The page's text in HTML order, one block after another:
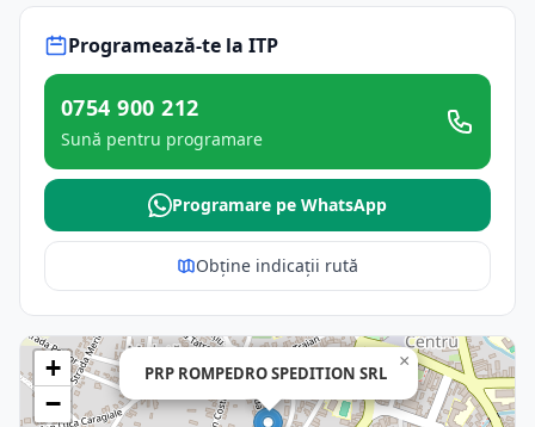
Programează-te la ITP
0754 900 212
Sună pentru programare
Programare pe WhatsApp
Obține indicații rută
PRP ROMPEDRO SPEDITION SRL
×
+
−